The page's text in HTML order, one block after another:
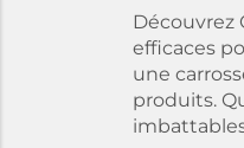
Découvrez
efficaces
une
produits.